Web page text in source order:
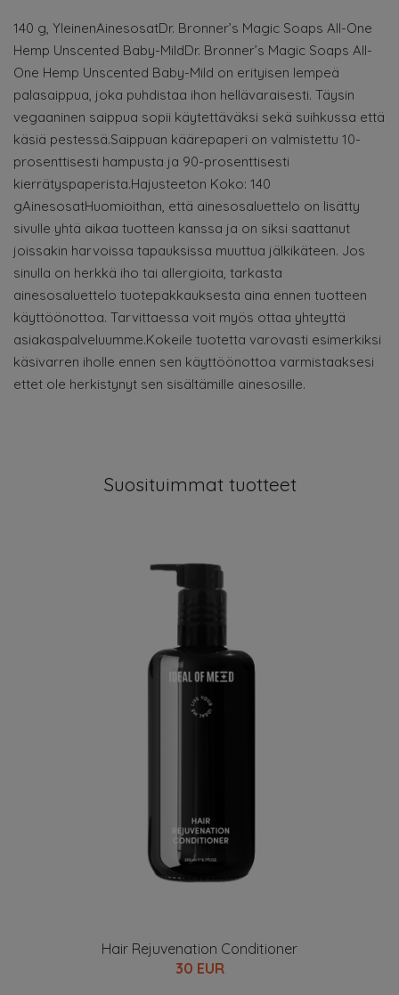
140 g, YleinenAinesosatDr. Bronner’s Magic Soaps All-One
Hemp Unscented Baby-MildDr. Bronner’s Magic Soaps All-
One Hemp Unscented Baby-Mild on erityisen lempeä
palasaippua, joka puhdistaa ihon hellävaraisesti. Täysin
vegaaninen saippua sopii käytettäväksi sekä suihkussa että
käsiä pestessä.Saippuan käärepaperi on valmistettu 10-
prosenttisesti hampusta ja 90-prosenttisesti
kierrätyspaperista.Hajusteeton Koko: 140
gAinesosatHuomioithan, että ainesosaluettelo on lisätty
sivulle yhtä aikaa tuotteen kanssa ja on siksi saattanut
joissakin harvoissa tapauksissa muuttua jälkikäteen. Jos
sinulla on herkkä iho tai allergioita, tarkasta
ainesosaluettelo tuotepakkauksesta aina ennen tuotteen
käyttöönottoa. Tarvittaessa voit myös ottaa yhteyttä
asiakaspalveluumme.Kokeile tuotetta varovasti esimerkiksi
käsivarren iholle ennen sen käyttöönottoa varmistaaksesi
ettet ole herkistynyt sen sisältämille ainesosille.
Suosituimmat tuotteet
Hair Rejuvenation Conditioner
30 EUR